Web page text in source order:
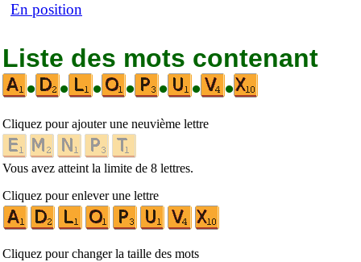
En position
Liste des mots contenant
•
• • • • • •
Cliquez pour ajouter une neuvième lettre
Vous avez atteint la limite de 8 lettres.
Cliquez pour enlever une lettre
Cliquez pour changer la taille des mots